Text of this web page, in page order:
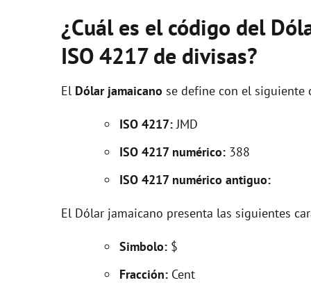
¿Cuál es el código del
ISO 4217 de divisas?
El Dólar jamaicano se define con el siguiente
ISO 4217:JMD
ISO 4217 numérico: 388
ISO 4217 numérico antiguo:
El Dólar jamaicano presenta las siguientes
Simbolo: $
Fracción: Cent